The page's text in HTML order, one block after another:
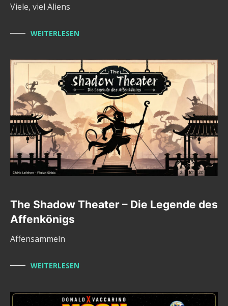
Viele, viel Aliens
WEITERLESEN
The Shadow Theater – Die Legende des
Affenkönigs
Affensammeln
WEITERLESEN